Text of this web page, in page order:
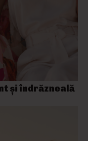
și îndrăzneală